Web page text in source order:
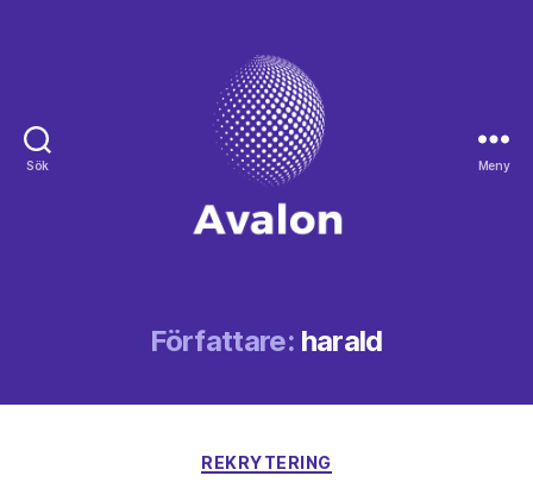
Sök Meny
Författare: harald
Kategorier
REKRYTERING